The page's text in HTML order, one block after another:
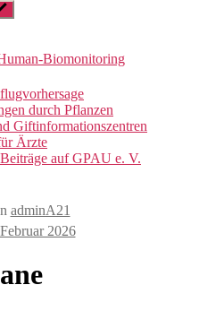
Biomonitoring
durch Pflanzen
Giftinformationszentren
Ärzte
auf GPAU e. V.
adminA21
2026